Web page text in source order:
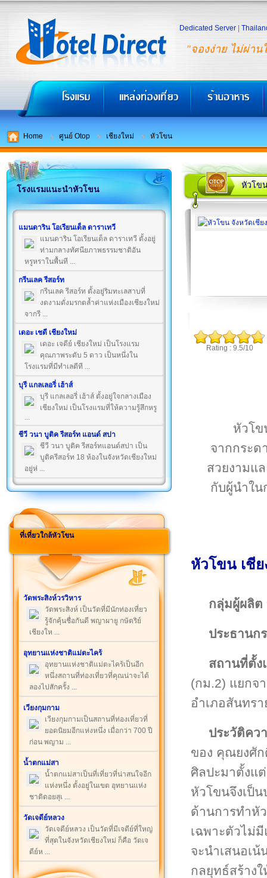
"จองง่าย ไม่ผ่าน
Dedicated Server
Home ศูนย์ Otop เชียงใหม่ หัวโขน
โรงแรมแนะนำหัวโขน
แมนดาริน โอเรียนเต็ล ดาราเทวี
แมนดาริน โอเรียนเต็ล ดาราเทวี ตั้งอยู่
ท่ามกลางทัศนียภาพธรรมชาติอัน
หรูหราในพื้นที ...
กรีนเลค รีสอร์ท
กรีนเลค รีสอร์ท ตั้งอยู่ริมทะเลสาบที่
งดงามดั่งมรกตล้ำค่าแห่งเมืองเชียงใหม่
จากรี ...
เดอะ เชดี เชียงใหม่
เดอะ เจดีย์ เชียงใหม่ เป็นโรงแรม
คุณภาพระดับ 5 ดาว เป็นหนึ่งใน
โรงแรมที่มีทำเลดีที ...
บุรี แกลเลอรี่ เฮ้าส์
บุรี แกลเลอรี่ เฮ้าส์ ตั้งอยู่ใจกลางเมือง
เชียงใหม่ เป็นโรงแรมที่ให้ความรู้สึกหรู
...
ชีวี วนา บูติค รีสอร์ท แอนด์ สปา
ชีวี วนา บูติค รีสอร์ทแอนด์สปา เป็น
บูติครีสอร์ท 18 ห้องในจังหวัดเชียงใหม่
อยู่ห่ ...
ที่เที่ยวใกล้หัวโขน
วัดพระสิงห์วรวิหาร
วัดพระสิงห์ เป็นวัดที่มีนักท่องเที่ยว
รู้จักคุ้นชื่อกันดี พญาผายู กษัตริย์
เชียงให ...
อุทยานแห่งชาติแม่ตะไคร้
อุทยานแห่งชาติแม่ตะไคร้เป็นอีก
หนึ่งสถานที่ท่องเที่ยวที่คุณน่าจะได้
ลองไปสักครั้ง ...
เวียงกุมกาม
เวียงกุมกามเป็นสถานที่ท่องเที่ยวที่
ยอดนิยมอีกแห่งหนึ่ง เมื่อกว่า 700 ปี
ก่อน พญาม ...
น้ำตกแม่สา
น้ำตกแม่สาเป็นที่เที่ยวที่น่าสนใจอีก
แห่งหนึ่ง ตั้งอยู่ในเขต อุทยานแห่ง
ชาติดอยสุเ ...
วัดเจดีย์หลวง
วัดเจดีย์หลวง เป็นวัดที่มีเจดีย์ที่ใหญ่
ที่สุดในจังหวัดเชียงใหม่ ก็คือ วัดเจ
ดีย์ห ...
หัวโข
Rating : 9.5/10
หัวโ
จากกระด
สวยงามแ
กับผู้นำใน
หัวโขน เชีย
กลุ่มผู้ผลิต
ประธานก
สถานที่ตั้ง
(กม.2) แยกจ
อำเภอสันทร
ประวัติคว
ของ คุณยงศัก
ศิลปะมาตั้งแ
หัวโขนจึงเป็
ด้านการทำหั
เฉพาะตัวไม่
จะนำเสนอเ
กลยุทธ์สร้าง